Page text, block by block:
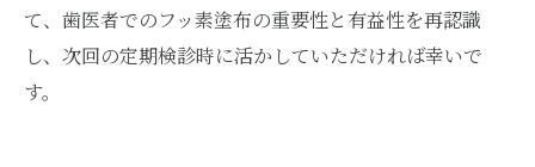
て、歯医者でのフッ素塗布の重要性と有益性を再認識
し、次回の定期検診時に活かしていただければ幸いで
す。